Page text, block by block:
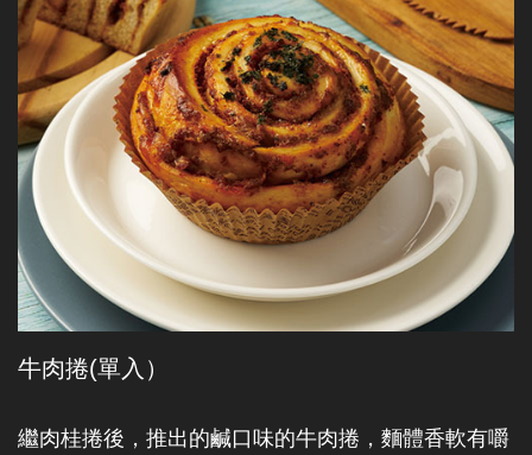
牛肉捲(單入）
繼肉桂捲後，推出的鹹口味的牛肉捲，麵體香軟有嚼